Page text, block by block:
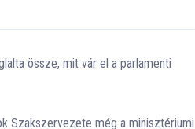
össze, mit vár el a parlamenti
Szakszervezete még a minisztériumi